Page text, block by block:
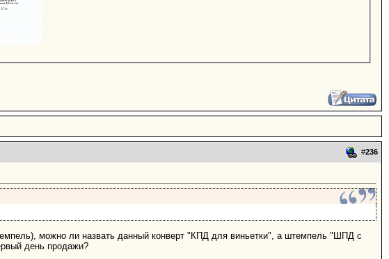
#236
можно ли назвать данный конверт "КПД для виньетки", а штемпель "ШПД с
день продажи?